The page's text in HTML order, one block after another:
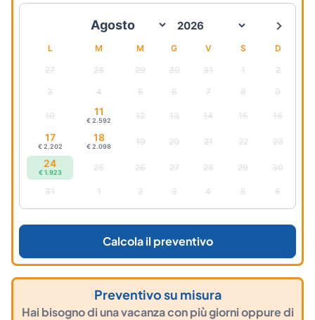
L M M G V S D
27 28 29 30 31 1 2
3 4 5 6 7 8 9
10 11
€ 2.592 12 13 14 15 16
17
€ 2.202
18
€ 2.098 19 20 21 22 23
24
€ 1.923 25 26 27 28 29 30
31 1 2 3 4 5 6
Calcola il preventivo
Preventivo su misura
Hai bisogno di una vacanza con più giorni oppure di